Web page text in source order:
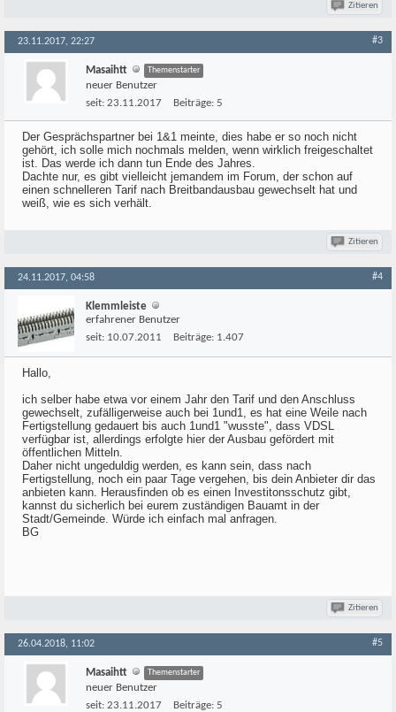
Zitieren
23.11.2017, 22:27 #3
Masaihtt Themenstarter
neuer Benutzer
seit: 23.11.2017 Beiträge: 5
Der Gesprächspartner bei 1&1 meinte, dies habe er so noch nicht
gehört, ich solle mich nochmals melden, wenn wirklich freigeschaltet
ist. Das werde ich dann tun Ende des Jahres.
Dachte nur, es gibt vielleicht jemandem im Forum, der schon auf
einen schnelleren Tarif nach Breitbandausbau gewechselt hat und
weiß, wie es sich verhält.
Zitieren
24.11.2017, 04:58 #4
Klemmleiste
erfahrener Benutzer
seit: 10.07.2011 Beiträge: 1.407
Hallo,
ich selber habe etwa vor einem Jahr den Tarif und den Anschluss
gewechselt, zufälligerweise auch bei 1und1, es hat eine Weile nach
Fertigstellung gedauert bis auch 1und1 "wusste", dass VDSL
verfügbar ist, allerdings erfolgte hier der Ausbau gefördert mit
öffentlichen Mitteln.
Daher nicht ungeduldig werden, es kann sein, dass nach
Fertigstellung, noch ein paar Tage vergehen, bis dein Anbieter dir das
anbieten kann. Herausfinden ob es einen Investitonsschutz gibt,
kannst du sicherlich bei eurem zuständigen Bauamt in der
Stadt/Gemeinde. Würde ich einfach mal anfragen.
BG
Zitieren
26.04.2018, 11:02 #5
Masaihtt Themenstarter
neuer Benutzer
seit: 23.11.2017 Beiträge: 5